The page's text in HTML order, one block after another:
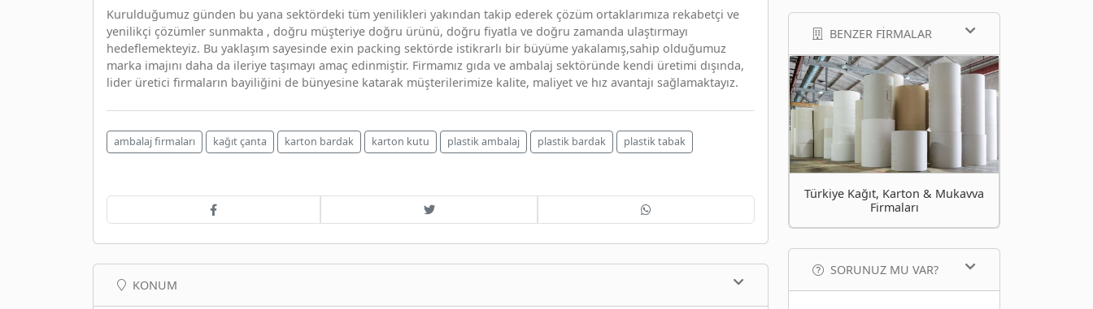
Kurulduğumuz günden bu yana sektördeki tüm yenilikleri yakından takip ederek çözüm ortaklarımıza rekabetçi ve
yenilikçi çözümler sunmakta , doğru müşteriye doğru ürünü, doğru fiyatla ve doğru zamanda ulaştırmayı
hedeflemekteyiz. Bu yaklaşım sayesinde exin packing sektörde istikrarlı bir büyüme yakalamış,sahip olduğumuz
marka imajını daha da ileriye taşımayı amaç edinmiştir. Firmamız gıda ve ambalaj sektöründe kendi üretimi dışında,
lider üretici firmaların bayiliğini de bünyesine katarak müşterilerimize kalite, maliyet ve hız avantajı sağlamaktayız.
ambalaj firmaları kağıt çanta karton bardak karton kutu plastik ambalaj plastik bardak plastik tabak
KONUM
BENZER FIRMALAR
Türkiye Kağıt, Karton & Mukavva
Firmaları
SORUNUZ MU VAR?